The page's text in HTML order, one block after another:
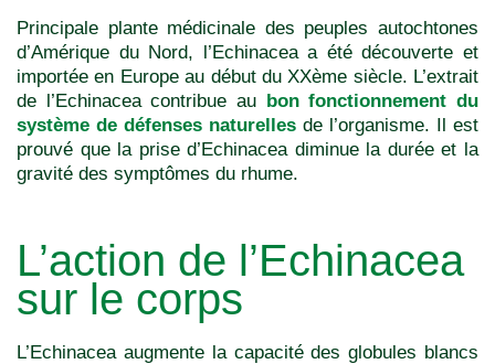
Principale plante médicinale des peuples autochtones
d’Amérique du Nord, l’Echinacea a été découverte et
importée en Europe au début du XXème siècle. L’extrait
de l’Echinacea contribue au bon fonctionnement du
système de défenses naturelles de l’organisme. Il est
prouvé que la prise d’Echinacea diminue la durée et la
gravité des symptômes du rhume.
L’action de l’Echinacea
sur le corps
L’Echinacea augmente la capacité des globules blancs